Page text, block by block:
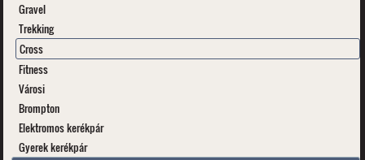
Gravel
Trekking
Cross
Fitness
Városi
Brompton
Elektromos kerékpár
Gyerek kerékpár